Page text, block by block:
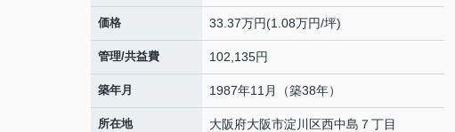
価格 33.37万円(1.08万円/坪)
管理/共益費 102,135円
築年月 1987年11月（築38年）
所在地 大阪府大阪市淀川区西中島 ７丁目